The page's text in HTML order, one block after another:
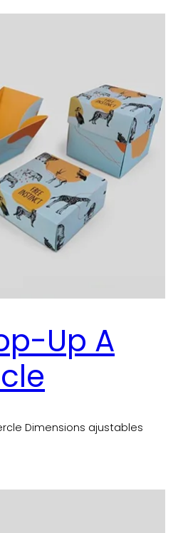
Up A
Dimensions ajustables